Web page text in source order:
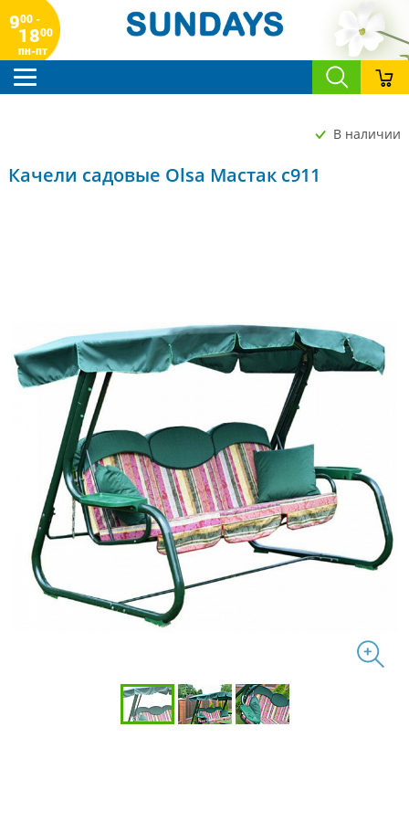
900 -
1800
пн-пт
В наличии
Качели садовые Olsa Мастак с911